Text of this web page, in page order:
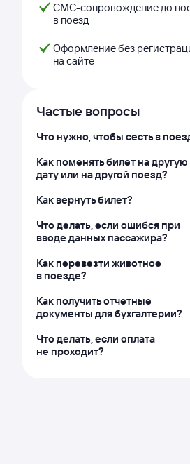
СМС-сопровождение до
в поезд
Оформление без
на сайте
Частые вопросы
Что нужно, чтобы сесть в
Как поменять билет на другую
дату или на другой поезд?
Как вернуть билет?
Что делать, если ошибся при
вводе данных пассажира?
Как перевезти животное
в поезде?
Как получить отчетные
документы для бухгалтерии?
Что делать, если оплата
не проходит?